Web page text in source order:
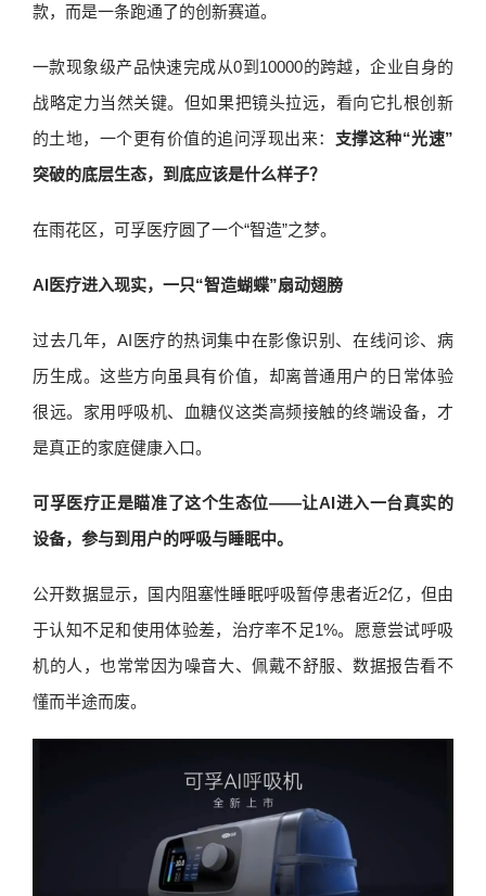
款，而是一条跑通了的创新赛道。
一款现象级产品快速完成从0到10000的跨越，企业自身的
战略定力当然关键。但如果把镜头拉远，看向它扎根创新
的土地，一个更有价值的追问浮现出来： 支撑这种“光速”
突破的底层生态，到底应该是什么样子？
在雨花区，可孚医疗圆了一个“智造”之梦。
AI医疗进入现实，一只“智造蝴蝶”扇动翅膀
过去几年，AI医疗的热词集中在影像识别、在线问诊、病
历生成。这些方向虽具有价值，却离普通用户的日常体验
很远。家用呼吸机、血糖仪这类高频接触的终端设备，才
是真正的家庭健康入口。
可孚医疗正是瞄准了这个生态位——让AI进入一台真实的
设备，参与到用户的呼吸与睡眠中。
公开数据显示，国内阻塞性睡眠呼吸暂停患者近2亿，但由
于认知不足和使用体验差，治疗率不足1%。愿意尝试呼吸
机的人，也常常因为噪音大、佩戴不舒服、数据报告看不
懂而半途而废。